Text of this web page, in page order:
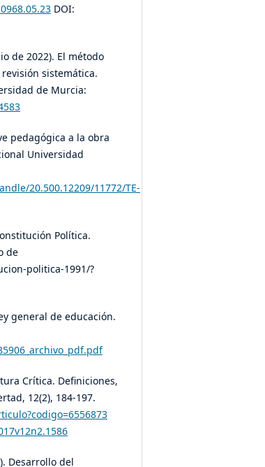
DOI:
de 2022). El método
sistemática.
de Murcia:
pedagógica a la obra
Universidad
20.500.12209/11772/TE-
Política.
de
politica-1991/?
general de educación.
Crítica. Definiciones,
12(2), 184-197.
Desarrollo del